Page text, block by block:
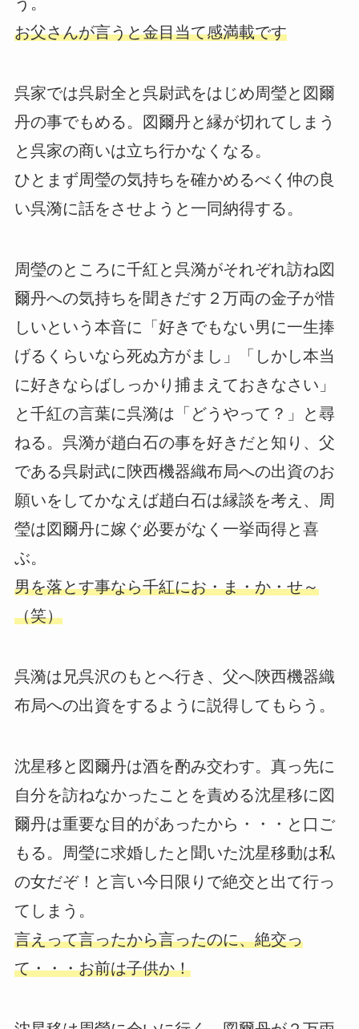
お父さんが言うと金目当て感満載です
呉家では呉尉全と呉尉武をはじめ周瑩と図爾
丹の事でもめる。図爾丹と縁が切れてしまう
と呉家の商いは立ち行かなくなる。
ひとまず周瑩の気持ちを確かめるべく仲の良
い呉漪に話をさせようと一同納得する。
周瑩のところに千紅と呉漪がそれぞれ訪ね図
爾丹への気持ちを聞きだす２万両の金子が惜
しいという本音に「好きでもない男に一生捧
げるくらいなら死ぬ方がまし」「しかし本当
に好きならばしっかり捕まえておきなさい」
と千紅の言葉に呉漪は「どうやって？」と尋
ねる。呉漪が趙白石の事を好きだと知り、父
である呉尉武に陝西機器織布局への出資のお
願いをしてかなえば趙白石は縁談を考え、周
瑩は図爾丹に嫁ぐ必要がなく一挙両得と喜
ぶ。
男を落とす事なら千紅にお・ま・か・せ～
（笑）
呉漪は兄呉沢のもとへ行き、父へ陝西機器織
布局への出資をするように説得してもらう。
沈星移と図爾丹は酒を酌み交わす。真っ先に
自分を訪ねなかったことを責める沈星移に図
爾丹は重要な目的があったから・・・と口ご
もる。周瑩に求婚したと聞いた沈星移動は私
の女だぞ！と言い今日限りで絶交と出て行っ
てしまう。
言えって言ったから言ったのに、絶交っ
て・・・お前は子供か！